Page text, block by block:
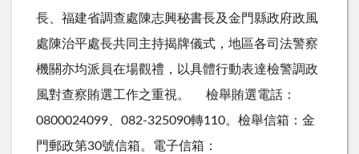
長、福建省調查處陳志興秘書長及金門縣政府政風
處陳治平處長共同主持揭牌儀式，地區各司法警察
機關亦均派員在場觀禮，以具體行動表達檢警調政
風對查察賄選工作之重視。 檢舉賄選電話：
0800024099、082-325090轉110。檢舉信箱：金
門郵政第30號信箱。電子信箱：